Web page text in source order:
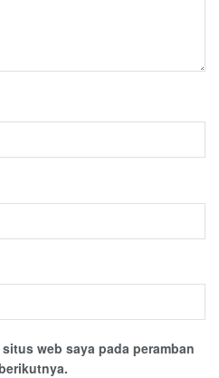
web saya pada peramban